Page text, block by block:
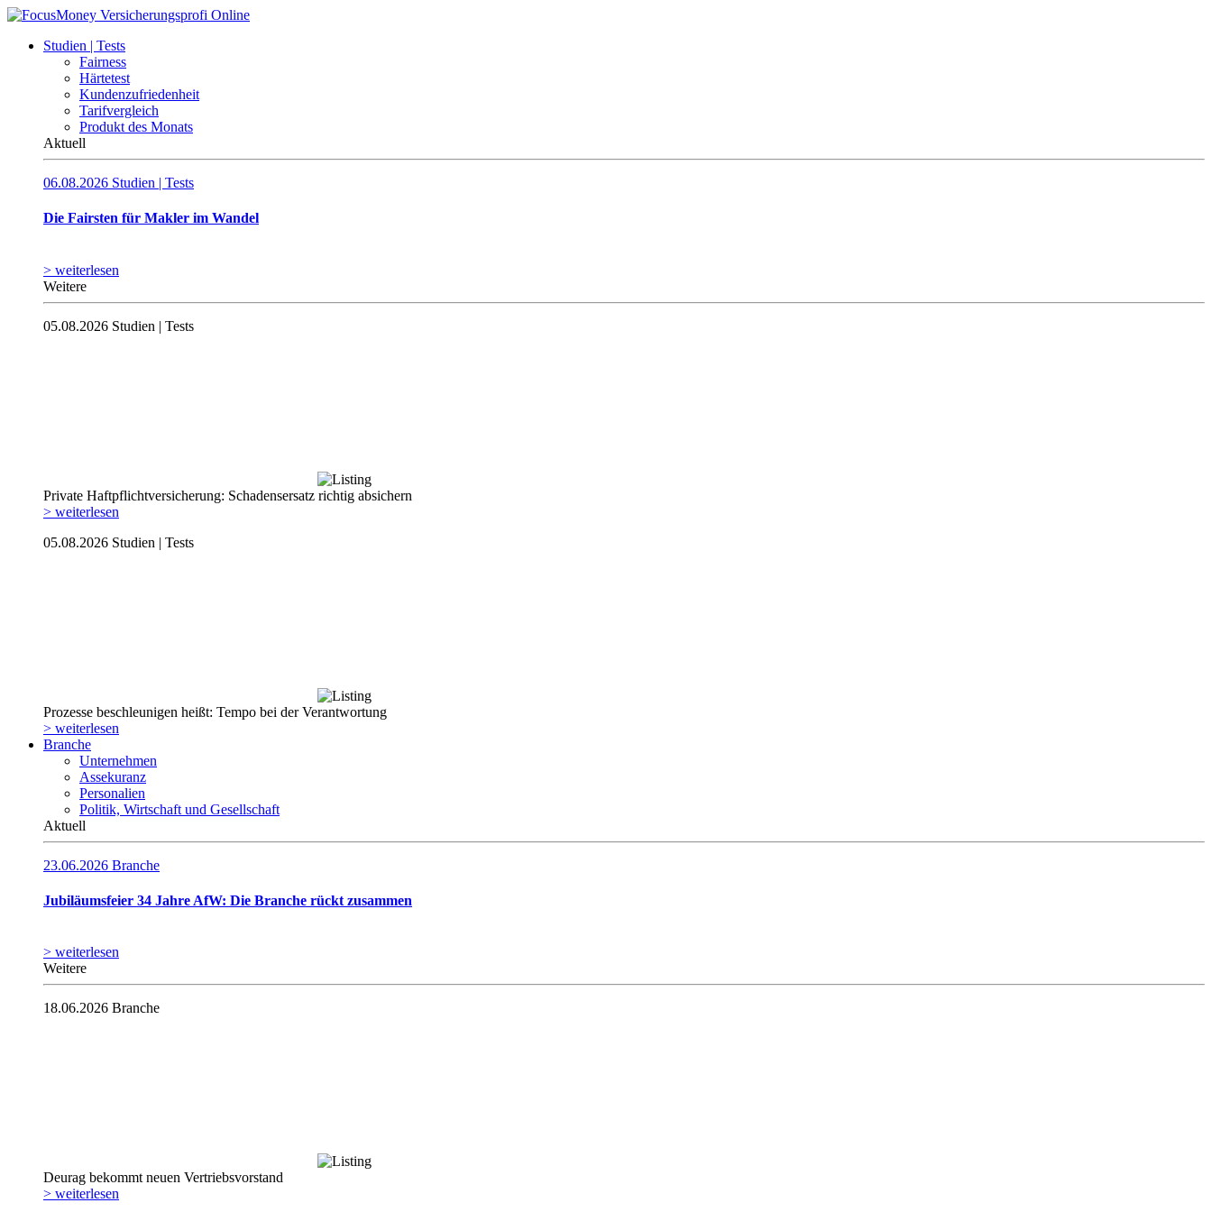
Studien | Tests
Fairness
Härtetest
Kundenzufriedenheit
Tarifvergleich
Produkt des Monats
Aktuell
06.08.2026 Studien | Tests
Die Fairsten für Makler im Wandel
> weiterlesen
Weitere
05.08.2026 Studien | Tests
Private Haftpflicht­versicherung: Schadensersatz richtig absichern
> weiterlesen
05.08.2026 Studien | Tests
Prozesse beschleunigen heißt: Tempo bei der Verantwortung
> weiterlesen
Branche
Unternehmen
Assekuranz
Personalien
Politik, Wirtschaft und Gesellschaft
Aktuell
23.06.2026 Branche
Jubiläumsfeier 34 Jahre AfW: Die Branche rückt zusammen
> weiterlesen
Weitere
18.06.2026 Branche
Deurag bekommt neuen Vertriebsvorstand
> weiterlesen